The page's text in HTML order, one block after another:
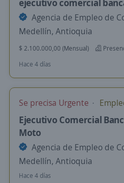
ejecutivo comercial
Agencia de Empleo de
Medellín, Antioquia
$ 2.100.000,00 (Mensual)
Hace 4 días
Se precisa Urgente
Ejecutivo Comercial
Moto
Agencia de Empleo de
Medellín, Antioquia
Hace 4 días